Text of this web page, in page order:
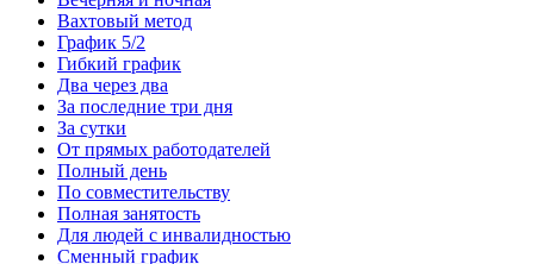
Вахтовый метод
График 5/2
Гибкий график
Два через два
За последние три дня
За сутки
От прямых работодателей
Полный день
По совместительству
Полная занятость
Для людей с инвалидностью
Сменный график